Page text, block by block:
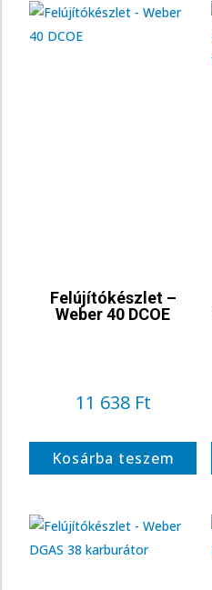
Felújítókészlet –
Weber 40 DCOE
11 638 Ft
Kosárba teszem